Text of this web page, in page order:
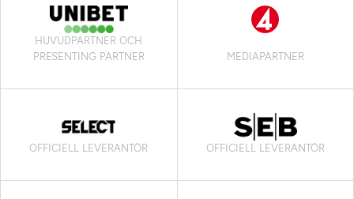
HUVUDPARTNER OCH
PRESENTING PARTNER
MEDIAPARTNER
OFFICIELL LEVERANTÖR OFFICIELL LEVERANTÖR